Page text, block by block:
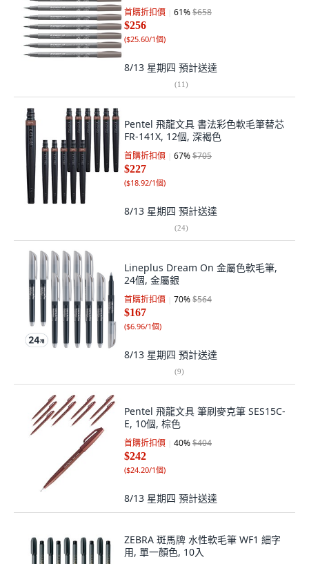
首購折扣價 61%$658
$256
($25.60/1個)
8/13 星期四 預計送達
(11)
Pentel 飛龍文具 書法彩色軟毛筆替芯
FR-141X, 12個, 深褐色
首購折扣價 67%$705
$227
($18.92/1個)
8/13 星期四 預計送達
(24)
Lineplus Dream On 金屬色軟毛筆,
24個, 金屬銀
首購折扣價 70%$564
$167
($6.96/1個)
8/13 星期四 預計送達
(9)
Pentel 飛龍文具 筆刷麥克筆 SES15C-
E, 10個, 棕色
首購折扣價 40%$404
$242
($24.20/1個)
8/13 星期四 預計送達
ZEBRA 斑馬牌 水性軟毛筆 WF1 細字
用, 單一顏色, 10入